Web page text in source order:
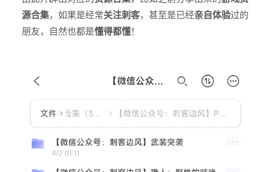
源合集，如果是经常关注刺客，甚至是已经亲自体验过的
朋友，自然也都是懂得都懂！